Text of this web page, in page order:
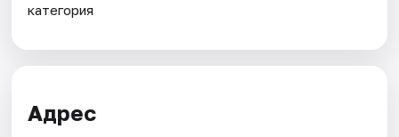
категория
Адрес